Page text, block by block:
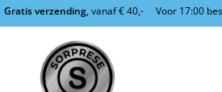
Gratis verzending, vanaf € 40,- Voor 17:00